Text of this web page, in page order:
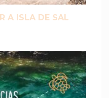
A ISLA DE SAL